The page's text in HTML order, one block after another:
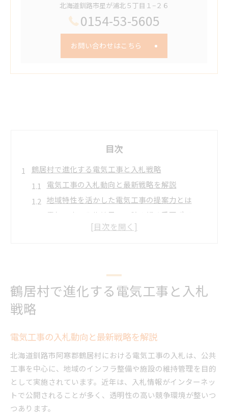
北海道釧路市星が浦北５丁目１−２６
0154-53-5605
お問い合わせはこちら
目次
鶴居村で進化する電気工事と入札戦略
電気工事の入札動向と最新戦略を解説
地域特性を活かした電気工事の提案力とは
電気工事の入札結果から読み解く重要ポイント
入札準備で差がつく電気工事の見積もり術
電気工事の成果物が地域活性化へ与える影響
観光や暮らしを支える電気工事の重要性
ヒグマ対策と電気工事の連携が安全性向上に
鶴居村特有の電気工事成果物の価値を探る
地形や気候に適応した電気工事の工夫事例
電気工事成果物がもたらす独自の付加価値
鶴居村の自然環境に配慮した電気工事実践
成果物から見る電気工事の品質基準の違い
鶴居村で進化する電気工事と入札
戦略
電気工事の入札動向と最新戦略を解説
北海道釧路市阿寒郡鶴居村における電気工事の入札は、公共
工事を中心に、地域のインフラ整備や施設の維持管理を目的
として実施されています。近年は、入札情報がインターネッ
トで公開されることが多く、透明性の高い競争環境が整いつ
つあります。